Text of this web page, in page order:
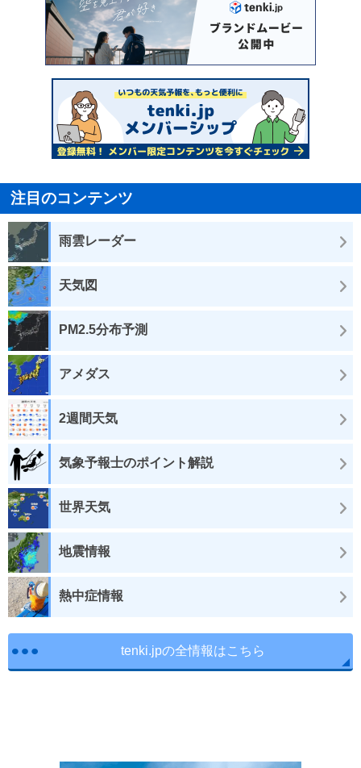
注目のコンテンツ
雨雲レーダー
天気図
PM2.5分布予測
アメダス
2週間天気
気象予報士のポイント解説
世界天気
地震情報
熱中症情報
tenki.jpの全情報はこちら